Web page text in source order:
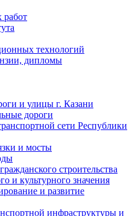
технологий
дипломы
и улицы г. Казани
дороги
сети Республики
и мосты
строительства
и культурного значения
и развитие
инфраструктуры и